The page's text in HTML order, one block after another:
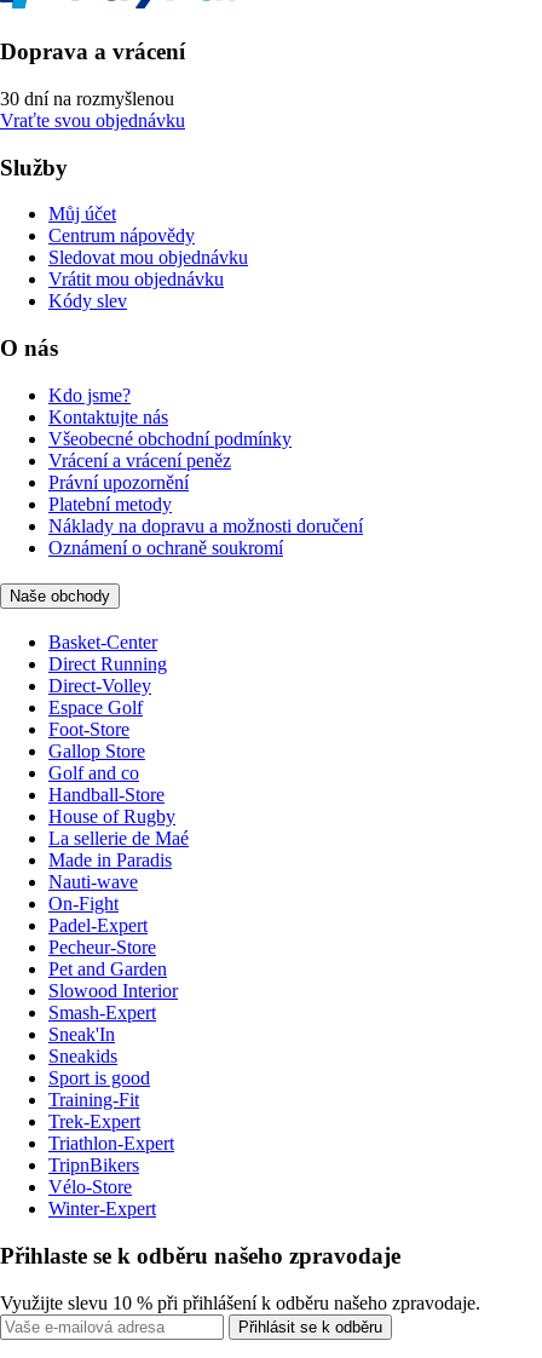
Doprava a vrácení
30 dní na rozmyšlenou
Vraťte svou objednávku
Služby
Můj účet
Centrum nápovědy
Sledovat mou objednávku
Vrátit mou objednávku
Kódy slev
O nás
Kdo jsme?
Kontaktujte nás
Všeobecné obchodní podmínky
Vrácení a vrácení peněz
Právní upozornění
Platební metody
Náklady na dopravu a možnosti doručení
Oznámení o ochraně soukromí
Naše obchody
Basket-Center
Direct Running
Direct-Volley
Espace Golf
Foot-Store
Gallop Store
Golf and co
Handball-Store
House of Rugby
La sellerie de Maé
Made in Paradis
Nauti-wave
On-Fight
Padel-Expert
Pecheur-Store
Pet and Garden
Slowood Interior
Smash-Expert
Sneak'In
Sneakids
Sport is good
Training-Fit
Trek-Expert
Triathlon-Expert
TripnBikers
Vélo-Store
Winter-Expert
Přihlaste se k odběru našeho zpravodaje
Využijte slevu 10 % při přihlášení k odběru našeho zpravodaje.
Přihlásit se k odběru